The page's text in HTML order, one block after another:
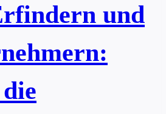
und